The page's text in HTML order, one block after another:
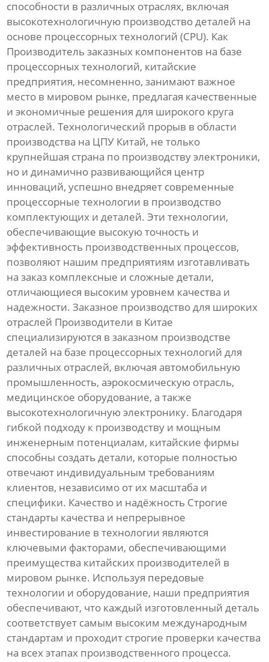
способности в различных отраслях, включая
высокотехнологичную производство деталей на
основе процессорных технологий (CPU). Как
Производитель заказных компонентов на базе
процессорных технологий, китайские
предприятия, несомненно, занимают важное
место в мировом рынке, предлагая качественные
и экономичные решения для широкого круга
отраслей. Технологический прорыв в области
производства на ЦПУ Китай, не только
крупнейшая страна по производству электроники,
но и динамично развивающийся центр
инноваций, успешно внедряет современные
процессорные технологии в производство
комплектующих и деталей. Эти технологии,
обеспечивающие высокую точность и
эффективность производственных процессов,
позволяют нашим предприятиям изготавливать
на заказ комплексные и сложные детали,
отличающиеся высоким уровнем качества и
надежности. Заказное производство для широких
отраслей Производители в Китае
специализируются в заказном производстве
деталей на базе процессорных технологий для
различных отраслей, включая автомобильную
промышленность, аэрокосмическую отрасль,
медицинское оборудование, а также
высокотехнологичную электронику. Благодаря
гибкой подходу к производству и мощным
инженерным потенциалам, китайские фирмы
способны создать детали, которые полностью
отвечают индивидуальным требованиям
клиентов, независимо от их масштаба и
специфики. Качество и надёжность Строгие
стандарты качества и непрерывное
инвестирование в технологии являются
ключевыми факторами, обеспечивающими
преимущества китайских производителей в
мировом рынке. Используя передовые
технологии и оборудование, наши предприятия
обеспечивают, что каждый изготовленный деталь
соответствует самым высоким международным
стандартам и проходит строгие проверки качества
на всех этапах производственного процесса.